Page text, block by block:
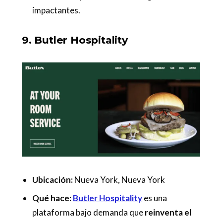
impactantes.
9. Butler Hospitality
Ubicación:Nueva York, Nueva York
Qué hace:Butler Hospitalityes una
plataforma bajo demanda quereinventa el